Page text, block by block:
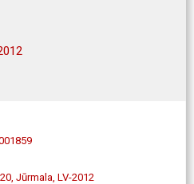
Jūrmala, LV-2012